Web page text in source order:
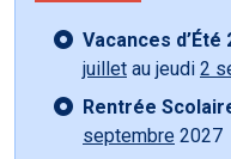
Vacances
juillet au jeudi 2
Rentrée
septembre 2027